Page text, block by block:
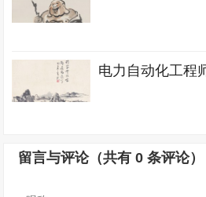
电力自动化工程
留言与评论（共有0 条评论）